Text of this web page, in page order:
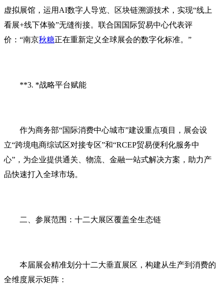
虚拟展馆，运用AI数字人导览、区块链溯源技术，实现“线上
看展+线下体验”无缝衔接。联合国国际贸易中心代表评
价：“南京秋糖正在重新定义全球展会的数字化标准。”
**3. *‌战略平台赋能
作为商务部“国际消费中心城市”建设重点项目，展会设
立‌“跨境电商综试区对接专区”‌和‌“RCEP贸易便利化服务中
心”‌，为企业提供通关、物流、金融一站式解决方案，助力产
品快速打入全球市场。
二、参展范围：十二大展区覆盖全生态链‌
本届展会精准划分‌十二大垂直展区‌，构建从生产到消费的
全维度展示矩阵：